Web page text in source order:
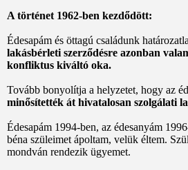
A történet 1962-ben kezdődött:
Édesapám és öttagú családunk
lakásbérleti szerződésre azonban
konfliktus kiváltó oka.
Tovább bonyolítja a helyzetet, hogy az
minősítették át hivatalosan szolgálati
Édesapám 1994-ben, az édesanyám
béna szüleimet ápoltam, velük éltem.
mondván rendezik ügyemet.